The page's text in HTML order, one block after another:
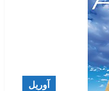
آوریل